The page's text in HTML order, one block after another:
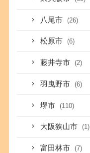
八尾市 (26)
松原市 (6)
藤井寺市 (2)
羽曳野市 (6)
堺市 (110)
大阪狭山市 (1)
富田林市 (7)